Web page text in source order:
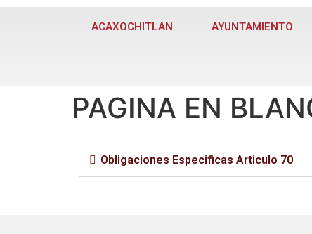
ACAXOCHITLAN AYUNTAMIENTO
PAGINA EN
Obligaciones Especificas Articulo 70